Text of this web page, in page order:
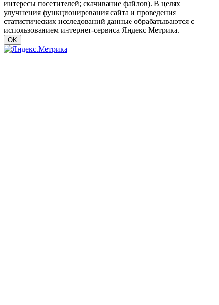
интересы посетителей; скачивание файлов). В целях
улучшения функционирования сайта и проведения
статистических исследований данные обрабатываются с
использованием интернет-сервиса Яндекс Метрика.
OK